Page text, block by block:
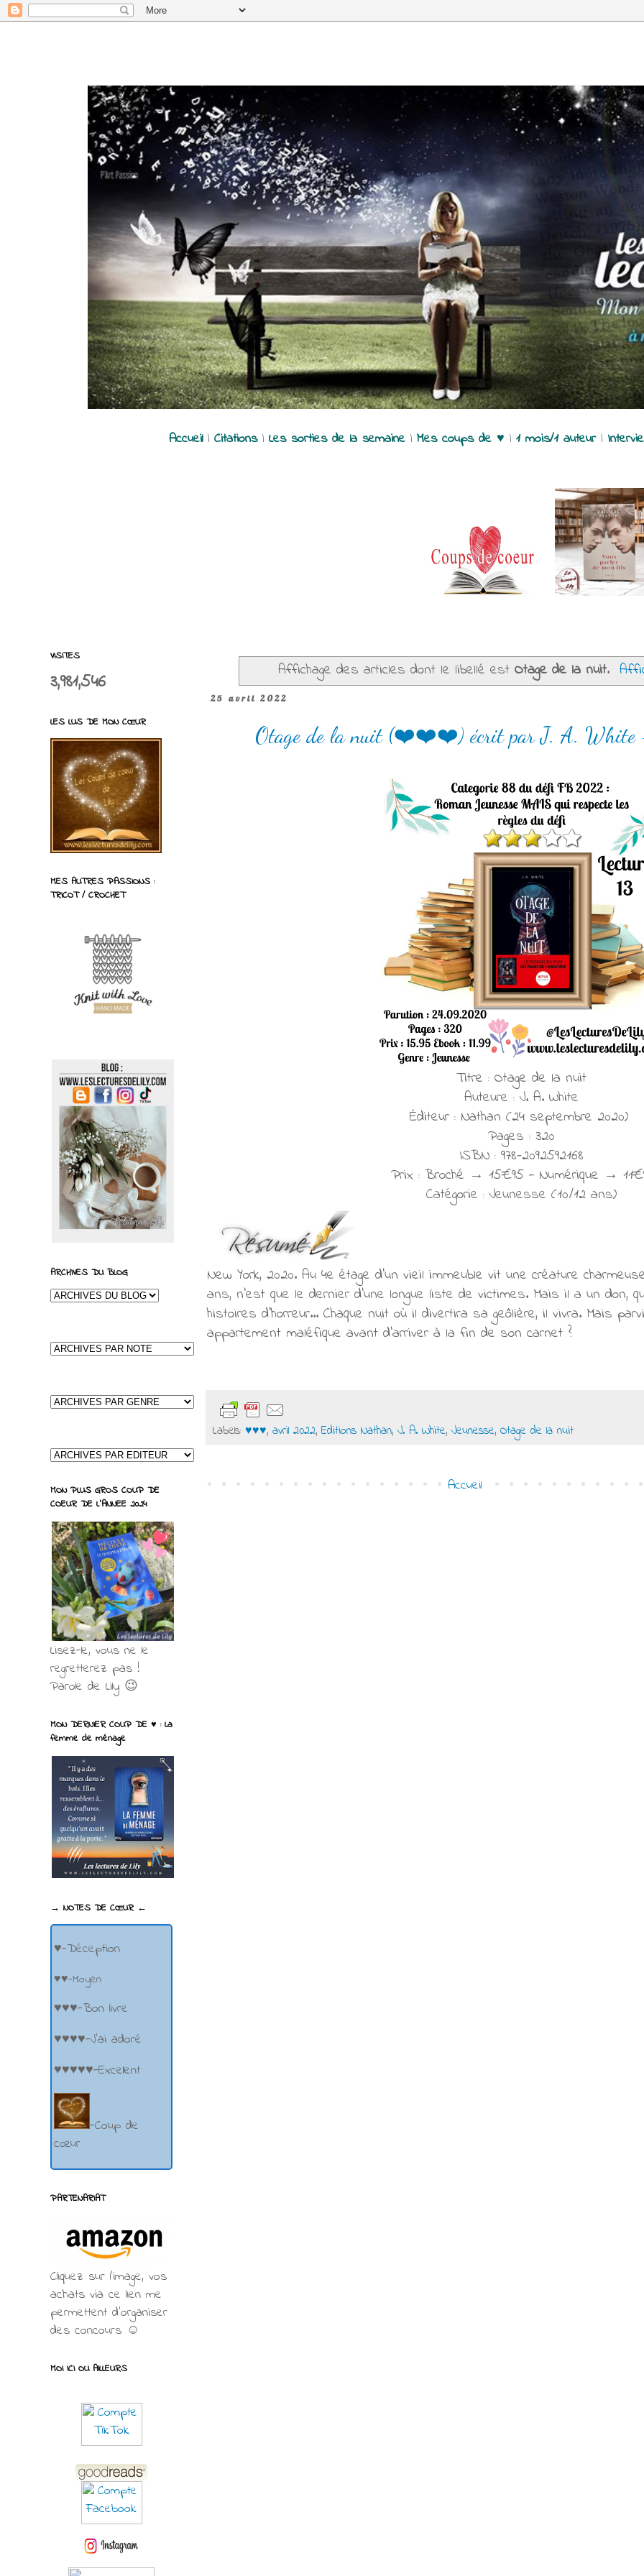
Accueil| Citations| Les sorties de la semaine| Mes coups de ♥ | 1 mois/1 auteur|
Affichage des articles dont le libellé est Otage de la nuit.
25 avril 2022
Otage de la nuit (❤️❤️❤️) écrit par J. A. White
Titre : Otage de la nuit
Auteure : J. A. White
Éditeur : Nathan (24 septembre 2020)
Pages : 320
ISBN : 978-2092592168
Prix : Broché → 15€95 - Numérique →
Catégorie : Jeunesse (10/12 ans)
New York, 2020. Au 4e étage d'un vieil immeuble vit une créature
ans, n'est que le dernier d'une longue liste de victimes. Mais il a un don,
histoires d'horreur... Chaque nuit où il divertira sa geôlière, il vivra. Mais
appartement maléfique avant d'arriver à la fin de son carnet ?
Labels: ♥♥♥, avril 2022, Editions Nathan, J. A. White, Jeunesse, Otage de la nuit
Accueil
VISITES
3,981,546
LES LUS DE MON CŒUR
MES AUTRES PASSIONS :
TRICOT / CROCHET
ARCHIVES DU BLOG
MON PLUS GROS COUP DE
COEUR DE L'ANNEE 2024
Lisez-le, vous ne le
regretterez pas !
Parole de Lily 😉
MON DERNIER COUP DE ♥ : La
femme de ménage
→ NOTES DE CŒUR ←
♥-Déception
♥♥-Moyen
♥♥♥-Bon livre
♥♥♥♥-J'ai adoré
♥♥♥♥♥-Excellent
-Coup de
cœur
PARTENARIAT
Cliquez sur l'image, vos
achats via ce lien me
permettent d’organiser
des concours ☺
MOI ICI OU AILLEURS